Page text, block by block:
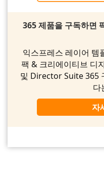
365 제품을 구독하면
익스프레스 레이어 템
팩 & 크리에이티브 디
및 Director Suite 365
다
자